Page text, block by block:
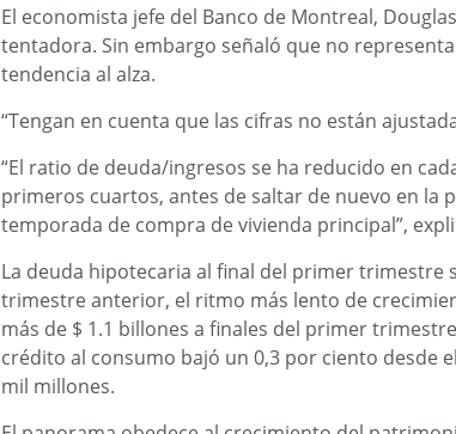
El economista jefe del Banco de Montreal,
tentadora. Sin embargo señaló que no
tendencia al alza.
“Tengan en cuenta que las cifras no están
“El ratio de deuda/ingresos se ha reducido en
primeros cuartos, antes de saltar de nuevo en la
temporada de compra de vivienda principal”,
La deuda hipotecaria al final del primer trimestre
trimestre anterior, el ritmo más lento de
más de $ 1.1 billones a finales del primer
crédito al consumo bajó un 0,3 por ciento desde
mil millones.